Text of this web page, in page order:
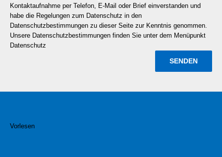
Kontaktaufnahme per Telefon, E-Mail oder Brief einverstanden und
habe die Regelungen zum Datenschutz in den
Datenschutzbestimmungen zu dieser Seite zur Kenntnis genommen.
Unsere Datenschutzbestimmungen finden Sie unter dem Menüpunkt
Datenschutz
Vorlesen